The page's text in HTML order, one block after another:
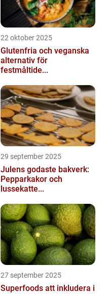
22 oktober 2025
Glutenfria och veganska
alternativ för
festmåltide...
29 september 2025
Julens godaste bakverk:
Pepparkakor och
lussekatte...
27 september 2025
Superfoods att inkludera i